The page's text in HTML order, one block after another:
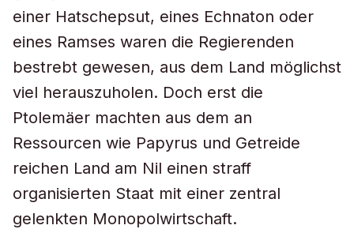
einer Hatschepsut, eines Echnaton oder
eines Ramses waren die Regierenden
bestrebt gewesen, aus dem Land möglichst
viel herauszuholen. Doch erst die
Ptolemäer machten aus dem an
Ressourcen wie Papyrus und Getreide
reichen Land am Nil einen straff
organisierten Staat mit einer zentral
gelenkten Monopolwirtschaft.